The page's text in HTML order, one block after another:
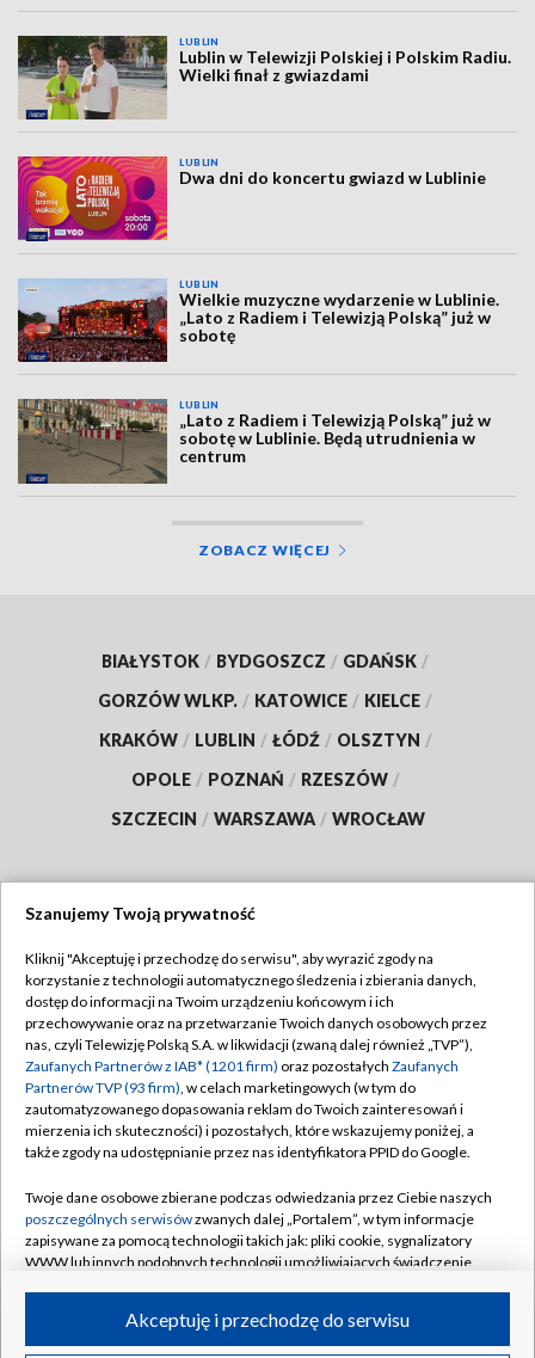
LUBLIN
Lublin w Telewizji Polskiej i Polskim Radiu.
Wielki finał z gwiazdami
LUBLIN
Dwa dni do koncertu gwiazd w Lublinie
LUBLIN
Wielkie muzyczne wydarzenie w Lublinie.
„Lato z Radiem i Telewizją Polską” już w
sobotę
LUBLIN
„Lato z Radiem i Telewizją Polską” już w
sobotę w Lublinie. Będą utrudnienia w
centrum
ZOBACZ WIĘCEJ
BIAŁYSTOK / BYDGOSZCZ / GDAŃSK /
GORZÓW WLKP. / KATOWICE / KIELCE /
KRAKÓW / LUBLIN / ŁÓDŹ / OLSZTYN /
OPOLE / POZNAŃ / RZESZÓW /
SZCZECIN / WARSZAWA / WROCŁAW
TVP
Abonament TVP
Emisja w TVP
Centrum informacji TVP
Naziemna Telewizja Cyfrowa
Rada Programowa
System NOS
Informacje o nadawcy
Program dla prasy
Regulamin TVP
Polityka prywatności
Moje zgody
Pomoc
Kontakt
Kanały
Szanujemy Twoją prywatność
Kliknij "Akceptuję i przechodzę do serwisu", aby wyrazić zgody na
korzystanie z technologii automatycznego śledzenia i zbierania danych,
dostęp do informacji na Twoim urządzeniu końcowym i ich
przechowywanie oraz na przetwarzanie Twoich danych osobowych przez
nas, czyli Telewizję Polską S.A. w likwidacji (zwaną dalej również „TVP”),
Zaufanych Partnerów z IAB* (1201 firm) oraz pozostałych Zaufanych
Partnerów TVP (93 firm), w celach marketingowych (w tym do
zautomatyzowanego dopasowania reklam do Twoich zainteresowań i
mierzenia ich skuteczności) i pozostałych, które wskazujemy poniżej, a
także zgody na udostępnianie przez nas identyfikatora PPID do Google.
Twoje dane osobowe zbierane podczas odwiedzania przez Ciebie naszych
poszczególnych serwisówzwanych dalej „Portalem”, w tym informacje
zapisywane za pomocą technologii takich jak: pliki cookie, sygnalizatory
WWW lub innych podobnych technologii umożliwiających świadczenie
ruchu w Internecie.Akceptuję i przechodzę do serwisu